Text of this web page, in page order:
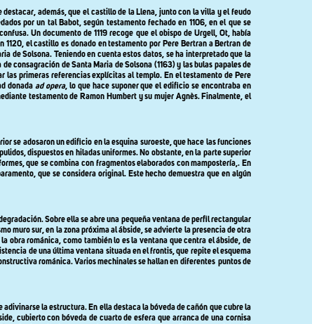
destacar, además, que el castillo de la Llena, junto con la villa y el feudo
por un tal Babot, según testamento fechado en 1106, en el que se
Un documento de 1119 recoge que el obispo de Urgell, Ot, había
1120, el castillo es donado en testamento por Pere Bertran a Bertran de
de Solsona. Teniendo en cuenta estos datos, se ha interpretado que la
consagración de Santa Maria de Solsona (1163) y las bulas papales de
las primeras referencias explícitas al templo. En el testamento de Pere
donada ad opera, lo que hace suponer que el edificio se encontraba en
testamento de Ramon Humbert y su mujer Agnès. Finalmente, el
se adosaron un edificio en la esquina suroeste, que hace las funciones
dispuestos en hiladas uniformes. No obstante, en la parte superior
que se combina con fragmentos elaborados con mampostería,. En
que se considera original. Este hecho demuestra que en algún
Sobre ella se abre una pequeña ventana de perfil rectangular
muro sur, en la zona próxima al ábside, se advierte la presencia de otra
obra románica, como también lo es la ventana que centra el ábside, de
de una última ventana situada en el frontis, que repite el esquema
románica. Varios mechinales se hallan en diferentes puntos de
la estructura. En ella destaca la bóveda de cañón que cubre la
cubierto con bóveda de cuarto de esfera que arranca de una cornisa